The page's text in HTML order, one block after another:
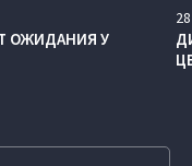
ОЖИДАНИЯ У
28